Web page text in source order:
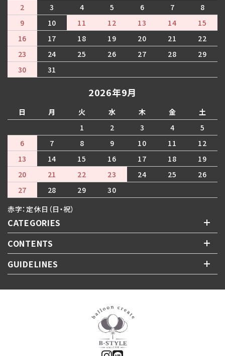
2
3 4 5 6 7
8
9
10 11 12 13 14
15
16
17 18 19 20 21
22
23
24 25 26 27 28
29
30
31
2026年9月
日 月 火 水 木 金
土
1
2 3 4
5
6
7 8 9 10 11
12
13
14 15 16 17 18
19
20
21 22 23 24 25
26
27
28 29
30
赤字：定休日（日・祝）
CATEGORIES
CONTENTS
GUIDELINES